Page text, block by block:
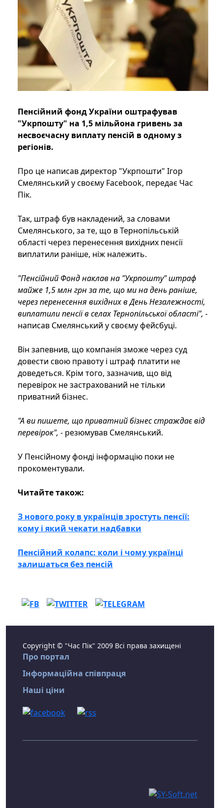
Пенсійний фонд України оштрафував
"Укрпошту" на 1,5 мільйона гривень за
несвоєчасну виплату пенсій в одному з
регіонів.
Про це написав директор "Укрпошти" Ігор
Смелянський у своєму Facebook, передає Час
Пік.
Так, штраф був накладений, за словами
Смелянського, за те, що в Тернопільській
області через перенесення вихідних пенсії
виплатили раніше, ніж належить.
"Пенсійний Фонд наклав на "Укрпошту" штраф
майже 1,5 млн грн за те, що ми на день раніше,
через перенесення вихідних в День Незалежності,
виплатили пенсії в селах Тернопільської області", -
написав Смелянський у своєму фейсбуці.
Він запевнив, що компанія зможе через суд
довести свою правоту і штраф платити не
доведеться. Крім того, зазначив, що від
перевірок не застрахований не тільки
приватний бізнес.
"А ви пишете, що приватний бізнес страждає від
перевірок", - резюмував Смелянський.
У Пенсійному фонді інформацію поки не
прокоментували.
Читайте також:
З нового року в українців зростуть пенсії:
кому і який чекати надбавки
Пенсійний колапс: коли і чому українці
залишаться без пенсій
Copyright © "Час Пік" 2009 Всі права захищені
Про портал
Інформаційна співпраця
Наші ціни